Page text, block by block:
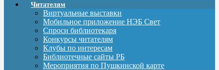
Читателям
Виртуальные выставки
Мобильное приложение НЭБ Свет
Спроси библиотекаря
Конкурсы читателям
Клубы по интересам
Библиотечные сайты РБ
Мероприятия по Пушкинской карте